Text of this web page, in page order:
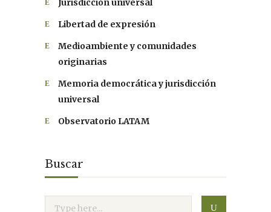
Jurisdicción universal
Libertad de expresión
Medioambiente y comunidades
originarias
Memoria democrática y jurisdicción
universal
Observatorio LATAM
Buscar